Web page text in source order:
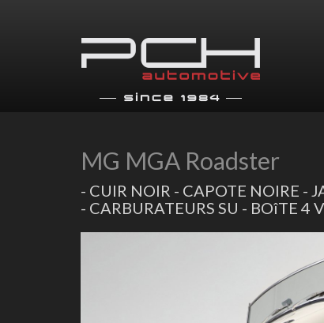
MG MGA Roadster
- CUIR NOIR - CAPOTE NOIRE -
- CARBURATEURS SU - BOîTE 4